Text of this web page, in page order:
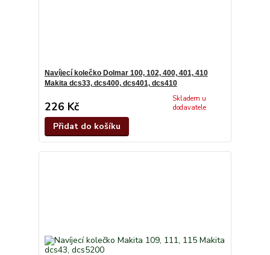
Navíjecí kolečko Dolmar 100, 102, 400, 401, 410
Makita dcs33, dcs400, dcs401, dcs410
226 Kč
Skladem u
dodavatele
Přidat do košíku